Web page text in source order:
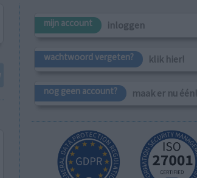
mijn account inloggen
wachtwoord vergeten? klik hier!
nog geen account? maak er nu één!